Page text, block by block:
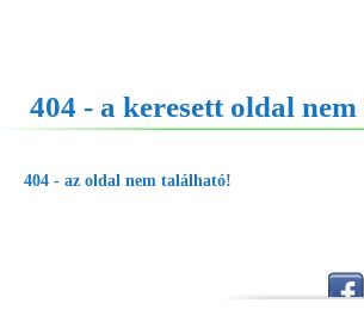
404 - a keresett oldal
404 - az oldal nem található!